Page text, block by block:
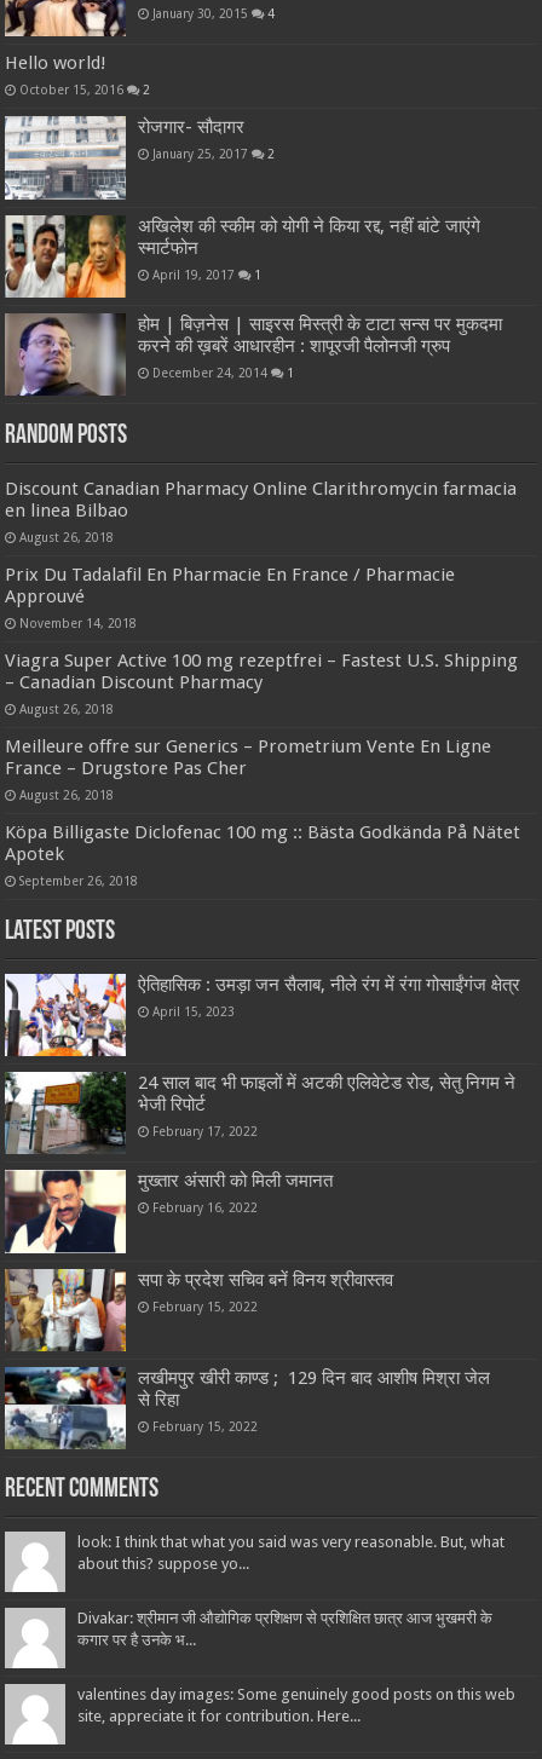
January 30, 2015 4
Hello world!
October 15, 2016 2
रोजगार- सौदागर
January 25, 2017 2
अखिलेश की स्कीम को योगी ने किया रद्द, नहीं बांटे जाएंगे
स्मार्टफोन
April 19, 2017 1
होम | बिज़नेस | साइरस मिस्त्री के टाटा सन्स पर मुकदमा
करने की ख़बरें आधारहीन : शापूरजी पैलोनजी ग्रुप
December 24, 2014 1
Random Posts
Discount Canadian Pharmacy Online Clarithromycin farmacia
en linea Bilbao
August 26, 2018
Prix Du Tadalafil En Pharmacie En France / Pharmacie
Approuvé
November 14, 2018
Viagra Super Active 100 mg rezeptfrei – Fastest U.S. Shipping
– Canadian Discount Pharmacy
August 26, 2018
Meilleure offre sur Generics – Prometrium Vente En Ligne
France – Drugstore Pas Cher
August 26, 2018
Köpa Billigaste Diclofenac 100 mg :: Bästa Godkända På Nätet
Apotek
September 26, 2018
Latest Posts
ऐतिहासिक : उमड़ा जन सैलाब, नीले रंग में रंगा गोसाईंगंज क्षेत्र
April 15, 2023
24 साल बाद भी फाइलों में अटकी एलिवेटेड रोड, सेतु निगम ने
भेजी रिपोर्ट
February 17, 2022
मुख्तार अंसारी को मिली जमानत
February 16, 2022
सपा के प्रदेश सचिव बनें विनय श्रीवास्तव
February 15, 2022
लखीमपुर खीरी काण्ड ; 129 दिन बाद आशीष मिश्रा जेल
से रिहा
February 15, 2022
Recent Comments
look: I think that what you said was very reasonable. But, what
about this? suppose yo...
Divakar: श्रीमान जी औद्योगिक प्रशिक्षण से प्रशिक्षित छात्र आज भुखमरी के
कगार पर है उनके भ...
valentines day images: Some genuinely good posts on this web
site, appreciate it for contribution. Here...